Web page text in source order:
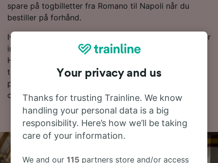
spare på togbilletter fra Romano til Napoli når du
bestiller på forhånd.
Ivrig etter å bestille togbillettene dine til Napoli? Det er
ingen grunn til å vente – start et søk hos oss i dag!
Hvis du vil finne ut litt mer om reisen først, finner du
togtider nedenfor, tips om å bestille billetter til en lav
pris og våre vanlige spørsmål, inkludert dagens første
og siste tog.
Your privacy and us
Thanks for trusting Trainline. We know
handling your personal data is a big
responsibility. Here’s how we’ll be taking
care of your information.
We and our115 partners store and/or access